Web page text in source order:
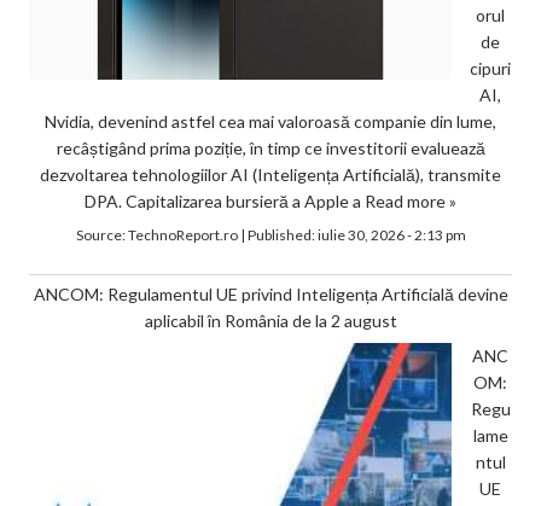
orul
de
cipuri
AI,
Nvidia, devenind astfel cea mai valoroasă companie din lume,
recâștigând prima poziție, în timp ce investitorii evaluează
dezvoltarea tehnologiilor AI (Inteligența Artificială), transmite
DPA. Capitalizarea bursieră a Apple a Read more »
Source:TechnoReport.ro| Published:iulie 30, 2026 - 2:13 pm
ANCOM: Regulamentul UE privind Inteligența Artificială devine
aplicabil în România de la 2 august
ANC
OM:
Regu
lame
ntul
UE